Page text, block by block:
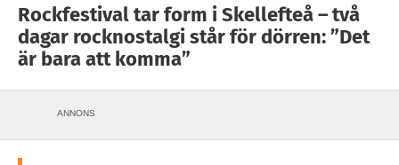
Rockfestival tar form i Skellefteå – två
dagar rocknostalgi står för dörren: ”Det
är bara att komma”
ANNONS